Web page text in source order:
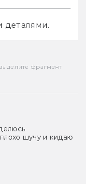
деталями.
фрагмент
шучу и кидаю